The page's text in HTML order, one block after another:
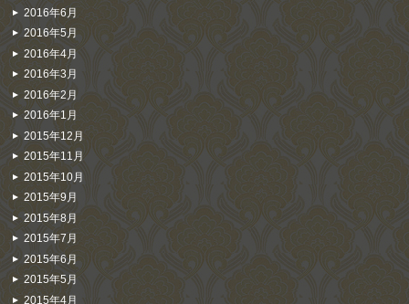
2016年6月
2016年5月
2016年4月
2016年3月
2016年2月
2016年1月
2015年12月
2015年11月
2015年10月
2015年9月
2015年8月
2015年7月
2015年6月
2015年5月
2015年4月